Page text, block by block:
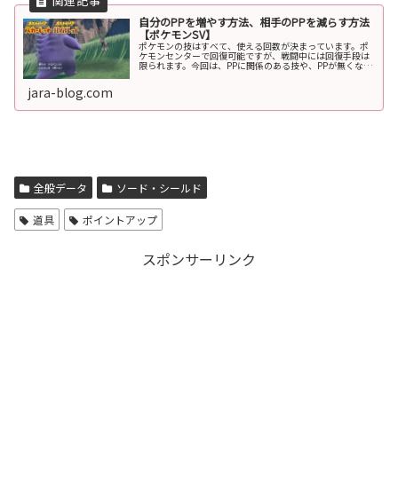
自分のPPを増やす方法、相手のPPを減らす方法
【ポケモンSV】
ポケモンの技はすべて、使える回数が決まっています。ポ
ケモンセンターで回復可能ですが、戦闘中には回復手段は
限られます。今回は、PPに関係のある技や、PPが無くなっ
jara-blog.com
全般データ ソード・シールド
道具 ポイントアップ
スポンサーリンク